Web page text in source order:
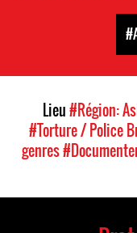
Lieu#Région:
#Torture / Police
genres